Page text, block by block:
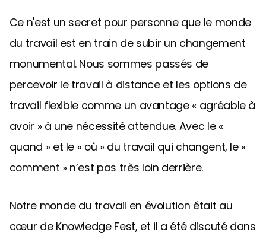
Ce n'est un secret pour personne que le monde
du travail est en train de subir un changement
monumental. Nous sommes passés de
percevoir le travail à distance et les options de
travail flexible comme un avantage « agréable à
avoir » à une nécessité attendue. Avec le «
quand » et le « où » du travail qui changent, le «
comment » n’est pas très loin derrière.
Notre monde du travail en évolution était au
cœur de Knowledge Fest, et il a été discuté dans